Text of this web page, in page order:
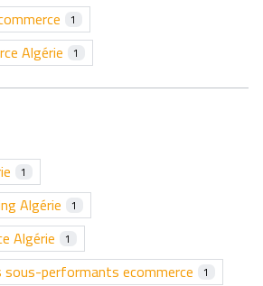
1
Algérie 1
1
Algérie 1
Algérie 1
sous-performants ecommerce 1